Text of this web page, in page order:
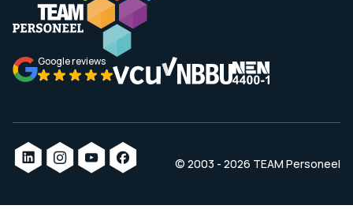
Google reviews
© 2003 - 2026 TEAM Personeel